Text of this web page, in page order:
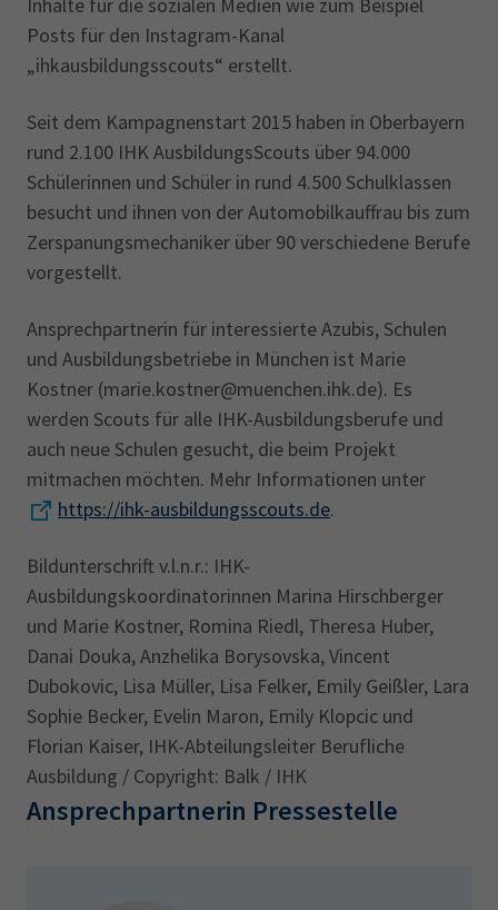
Posts für den Instagram-Kanal
„ihkausbildungsscouts“ erstellt.
Seit dem Kampagnenstart 2015 haben in Oberbayern
rund 2.100 IHK AusbildungsScouts über 94.000
Schülerinnen und Schüler in rund 4.500 Schulklassen
besucht und ihnen von der Automobilkauffrau bis zum
Zerspanungsmechaniker über 90 verschiedene Berufe
vorgestellt.
Ansprechpartnerin für interessierte Azubis, Schulen
und Ausbildungsbetriebe in München ist Marie
Kostner (marie.kostner@muenchen.ihk.de). Es
werden Scouts für alle IHK-Ausbildungsberufe und
auch neue Schulen gesucht, die beim Projekt
mitmachen möchten. Mehr Informationen unter
https://ihk-ausbildungsscouts.de.
Bildunterschrift v.l.n.r.: IHK-
Ausbildungskoordinatorinnen Marina Hirschberger
und Marie Kostner, Romina Riedl, Theresa Huber,
Danai Douka, Anzhelika Borysovska, Vincent
Dubokovic, Lisa Müller, Lisa Felker, Emily Geißler, Lara
Sophie Becker, Evelin Maron, Emily Klopcic und
Florian Kaiser, IHK-Abteilungsleiter Berufliche
Ausbildung / Copyright: Balk / IHK
Ansprechpartnerin Pressestelle